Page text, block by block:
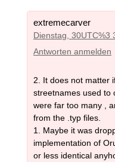
extremecarver
Dienstag, 30UTC%3
Antworten anmelden
2. It does not matter
streetnames used to
were far too many ,
from the .typ files.
1. Maybe it was
implementation of
or less identical